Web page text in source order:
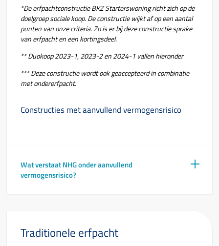
*De erfpachtconstructie BKZ Starterswoning richt zich op de
doelgroep sociale koop. De constructie wijkt af op een aantal
punten van onze criteria. Zo is er bij deze constructie sprake
van erfpacht en een kortingsdeel.
** Duokoop 2023-1, 2023-2 en 2024-1 vallen hieronder
*** Deze constructie wordt ook geaccepteerd in combinatie
met ondererfpacht.
Constructies met aanvullend vermogensrisico
Wat verstaat NHG onder aanvullend
vermogensrisico?
Traditionele erfpacht